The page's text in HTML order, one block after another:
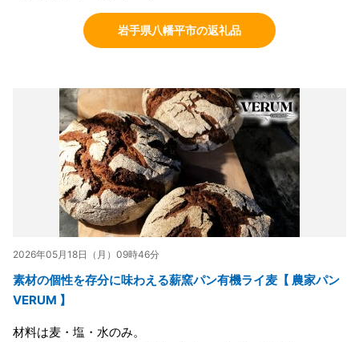
岩手県八幡平市の返礼品
2026年05月18日（月）09時46分
素材の個性を存分に味わえる薪窯パン有機ライ麦【 農家パン
VERUM 】
材料は麦・塩・水のみ。